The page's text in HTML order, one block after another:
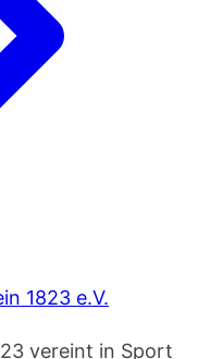
1823 e.V.
vereint in Sport